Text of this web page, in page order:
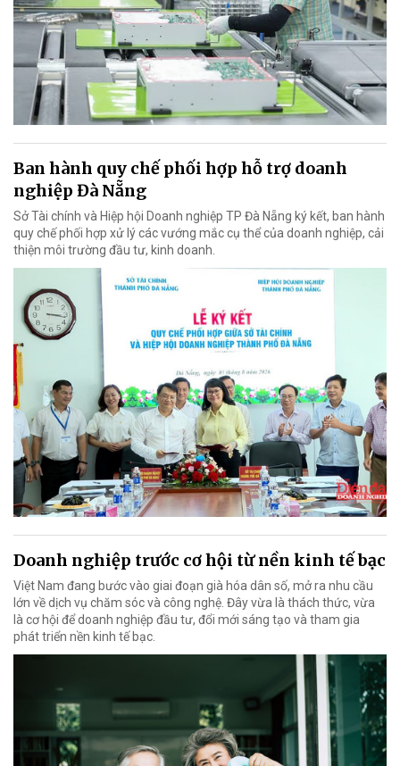
Ban hành quy chế phối hợp hỗ trợ doanh
nghiệp Đà Nẵng
Sở Tài chính và Hiệp hội Doanh nghiệp TP Đà Nẵng ký kết, ban hành
quy chế phối hợp xử lý các vướng mắc cụ thể của doanh nghiệp, cải
thiện môi trường đầu tư, kinh doanh.
Doanh nghiệp trước cơ hội từ nền kinh tế bạc
Việt Nam đang bước vào giai đoạn già hóa dân số, mở ra nhu cầu
lớn về dịch vụ chăm sóc và công nghệ. Đây vừa là thách thức, vừa
là cơ hội để doanh nghiệp đầu tư, đổi mới sáng tạo và tham gia
phát triển nền kinh tế bạc.